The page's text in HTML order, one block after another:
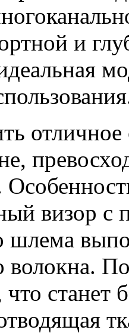
и
отличное
визор с
шлема
волокна.